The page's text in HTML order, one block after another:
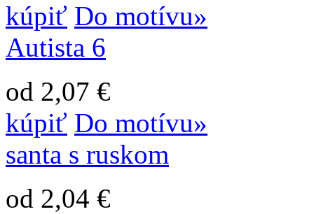
kúpiť Do motívu»
Autista 6
od 2,07 €
kúpiť Do motívu»
santa s ruskom
od 2,04 €